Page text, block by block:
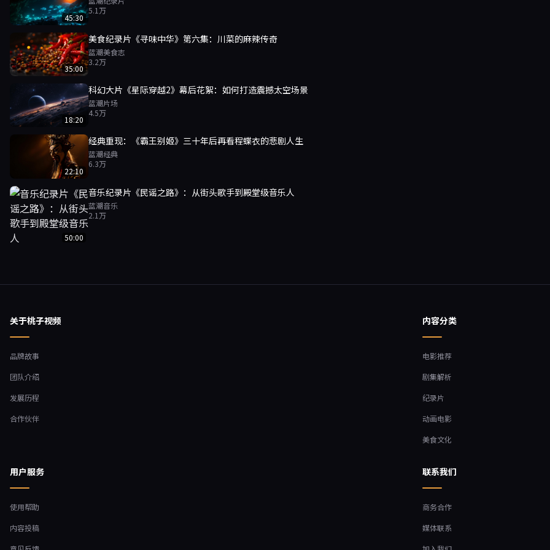
45:30
5.1万
35:00
美食纪录片《寻味中华》第六集：川菜的麻辣传奇
蓝潮美食志
3.2万
18:20
科幻大片《星际穿越2》幕后花絮：如何打造震撼太空场景
蓝潮片场
4.5万
22:10
经典重现：《霸王别姬》三十年后再看程蝶衣的悲剧人生
蓝潮经典
6.3万
50:00
音乐纪录片《民谣之路》：从街头歌手到殿堂级音乐人
蓝潮音乐
2.1万
关于桃子视频
品牌故事
团队介绍
发展历程
合作伙伴
内容分类
电影推荐
剧集解析
纪录片
动画电影
美食文化
用户服务
使用帮助
内容投稿
联系我们
商务合作
媒体联系